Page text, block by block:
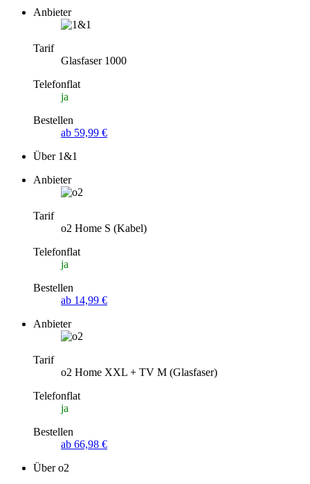
Anbieter
Tarif
Glasfaser 1000
Telefonflat
ja
Bestellen
ab 59,99 €
Über 1&1
Anbieter
Tarif
o2 Home S (Kabel)
Telefonflat
ja
Bestellen
ab 14,99 €
Anbieter
Tarif
o2 Home XXL + TV M (Glasfaser)
Telefonflat
ja
Bestellen
ab 66,98 €
Über o2